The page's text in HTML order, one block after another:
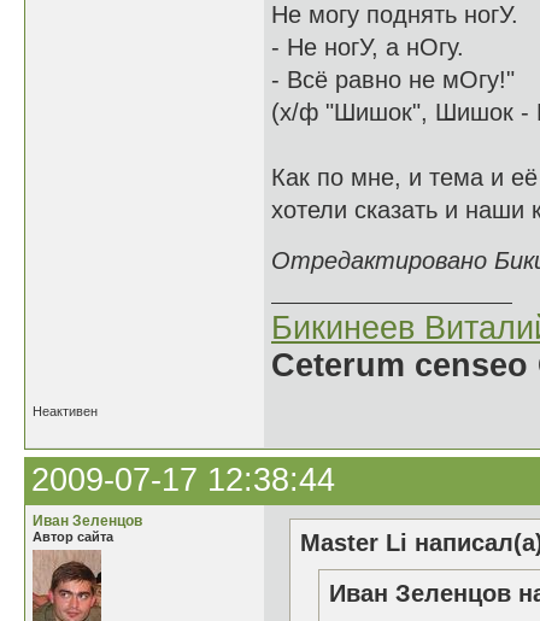
Не могу поднять ногУ.
- Не ногУ, а нОгу.
- Всё равно не мОгу!"
(х/ф "Шишок", Шишок -
Как по мне, и тема и
хотели сказать и наши
Отредактировано
Бикинеев
Ceterum
Неактивен
2009-07-17 12:38:44
Иван Зеленцов
Автор сайта
Master Li
Иван Зеленцов